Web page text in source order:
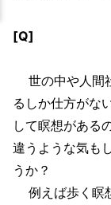
[Q]
世の中や人間
るしか仕方がな
して瞑想がある
違うような気も
うか？
例えば歩く瞑